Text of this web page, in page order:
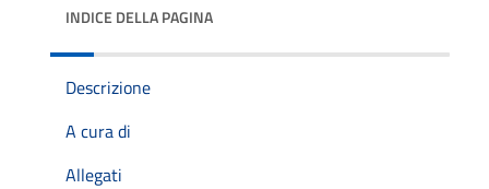
INDICE DELLA PAGINA
Descrizione
A cura di
Allegati